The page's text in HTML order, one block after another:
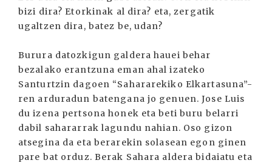
bizi dira? Etorkinak al dira? eta, zergatik
ugaltzen dira, batez be, udan?
Burura datozkigun galdera hauei behar
bezalako erantzuna eman ahal izateko
Santurtzin dagoen “Sahararekiko Elkartasuna”-
ren arduradun batengana jo genuen. Jose Luis
du izena pertsona honek eta beti buru belarri
dabil sahararrak lagundu nahian. Oso gizon
atsegina da eta berarekin solasean egon ginen
pare bat orduz. Berak Sahara aldera bidaiatu eta